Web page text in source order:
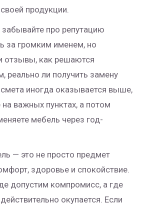
продукции.
про репутацию
за громким именем, но
отзывы, как решаются
реально ли получить замену
иногда оказывается выше,
важных пунктах, а потом
мебель через год-
— это не просто предмет
здоровье и спокойствие.
допустим компромисс, а где
окупается. Если